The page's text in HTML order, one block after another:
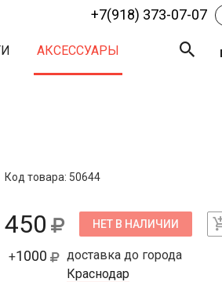
+7(918) 373-07-07
АКСЕССУАРЫ
Код товара: 50644
450 НЕТ В НАЛИЧИИ
+1000
доставка до города
Краснодар